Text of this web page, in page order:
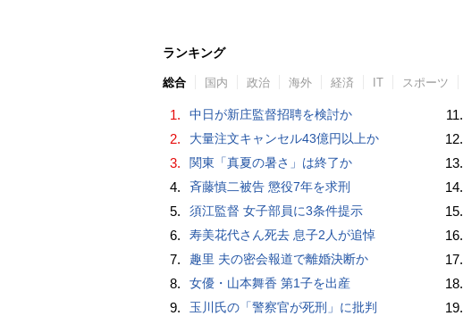
ランキング
総合 国内 政治 海外 経済 IT スポーツ
1. 中日が新庄監督招聘を検討か
2. 大量注文キャンセル43億円以上か
3. 関東「真夏の暑さ」は終了か
4. 斉藤慎二被告 懲役7年を求刑
5. 須江監督 女子部員に3条件提示
6. 寿美花代さん死去 息子2人が追悼
7. 趣里 夫の密会報道で離婚決断か
8. 女優・山本舞香 第1子を出産
9. 玉川氏の「警察官が死刑」に批判
11.
12.
13.
14.
15.
16.
17.
18.
19.